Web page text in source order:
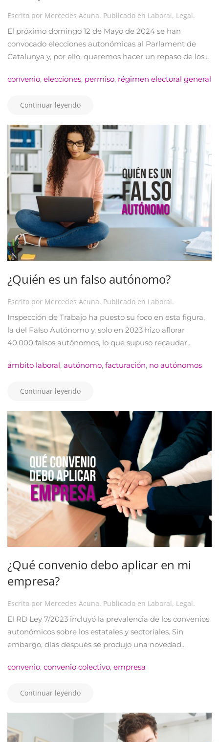
Escrito por Mercedes Acuna. Publicado en Laboral, Legal.
El próximo domingo 12 de Mayo de 2024 se han
convocado elecciones autonómicas al Parlament de
Catalunya y, por ello, queremos hacer un repaso de los...
convenio, elecciones, permiso, régimen electoral general
Continuar leyendo
¿Quién es un falso autónomo?
Escrito por Mercedes Acuna. Publicado en Laboral.
Inspección de Trabajo ha puesto su foco en esta figura,
la del Falso Autónomo y, solo en 2023 hizo aflorar
40.000 falsos autónomos, lo que supuso recaudar...
ámbito laboral, autónomo, facturación, no autónomos
Continuar leyendo
¿Qué convenio debo aplicar en mi
empresa?
Escrito por Mercedes Acuna. Publicado en Laboral, Legal.
El RD Ley 7/2023 incluyó la prevalencia de los convenios
autonómicos sobre los estatales y sectoriales. Sin
embargo, días después se produjo una novedad...
convenio, convenio colectivo, empresa
Continuar leyendo